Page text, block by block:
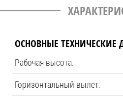
ОСНОВНЫЕ ТЕХНИЧЕСКИЕ
Рабочая высота:
Горизонтальный вылет: